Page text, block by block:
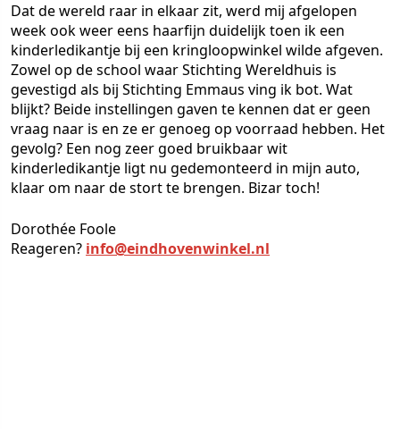
Dat de wereld raar in elkaar zit, werd mij afgelopen
week ook weer eens haarfijn duidelijk toen ik een
kinderledikantje bij een kringloopwinkel wilde afgeven.
Zowel op de school waar Stichting Wereldhuis is
gevestigd als bij Stichting Emmaus ving ik bot. Wat
blijkt? Beide instellingen gaven te kennen dat er geen
vraag naar is en ze er genoeg op voorraad hebben. Het
gevolg? Een nog zeer goed bruikbaar wit
kinderledikantje ligt nu gedemonteerd in mijn auto,
klaar om naar de stort te brengen. Bizar toch!
Dorothée Foole
Reageren? info@eindhovenwinkel.nl